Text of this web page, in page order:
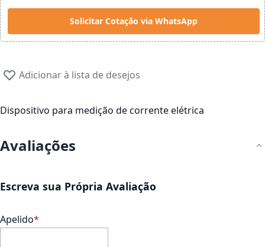
Solicitar Cotação via WhatsApp
Adicionar à lista de desejos
Dispositivo para medição de corrente elétrica
Avaliações
Escreva sua Própria Avaliação
Apelido